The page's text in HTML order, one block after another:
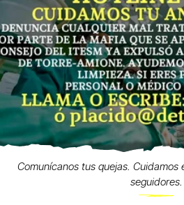
Comunícanos tus quejas. Cuidamos
seguidores.